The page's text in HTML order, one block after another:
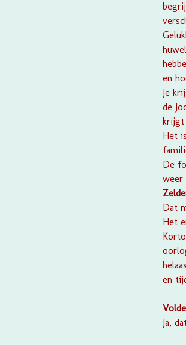
en
Je
de
krijgt
Het
De
weer
Dat
Het
en
Ja,